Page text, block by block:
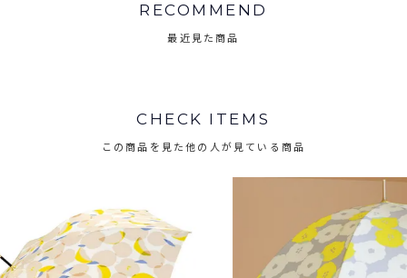
RECOMMEND
最近見た商品
CHECK ITEMS
この商品を見た他の人が見ている商品